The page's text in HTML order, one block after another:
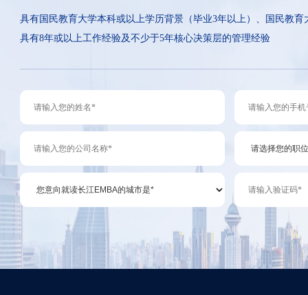
具有国民教育大学本科或以上学历背景（毕业3年以上）、国民教
具有8年或以上工作经验及不少于5年核心决策层的管理经验